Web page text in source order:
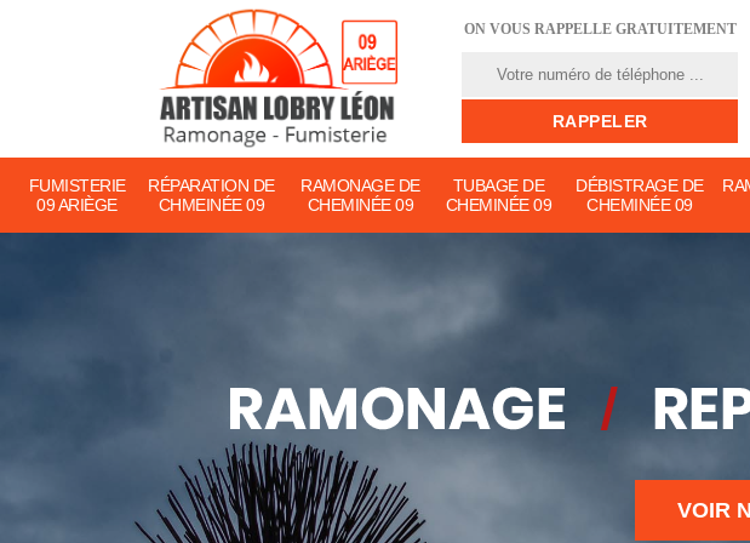
ON VOUS RAPPELLE GRATUITEMENT
FUMISTERIE
09 ARIÈGE
RÉPARATION DE
CHMEINÉE 09
RAMONAGE DE
CHEMINÉE 09
TUBAGE DE
CHEMINÉE 09
DÉBISTRAGE DE
CHEMINÉE 09
VOIR